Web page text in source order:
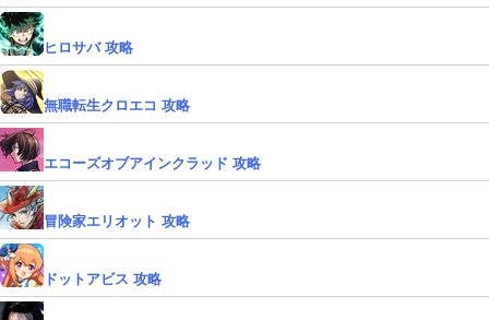
ヒロサバ 攻略
無職転生クロエコ 攻略
エコーズオブアインクラッド 攻略
冒険家エリオット 攻略
ドットアビス 攻略